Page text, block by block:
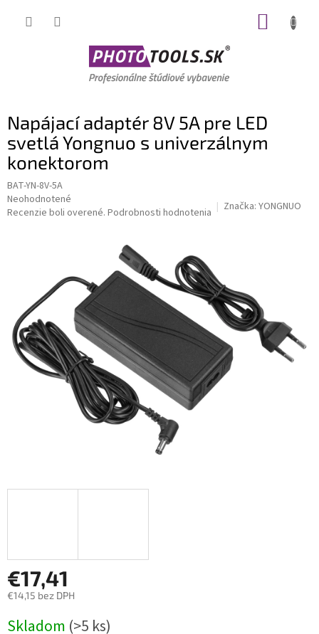
Napájací adaptér 8V 5A pre LED
svetlá Yongnuo s univerzálnym
konektorom
BAT-YN-8V-5A
Priemerné
hodnotenie
hviezdičiek.
Neohodnotené
Recenzie boli overené. Podrobnosti hodnotenia Značka: YONGNUO
€17,41
€14,15 bez DPH
cena:
Skladom (>5 ks)